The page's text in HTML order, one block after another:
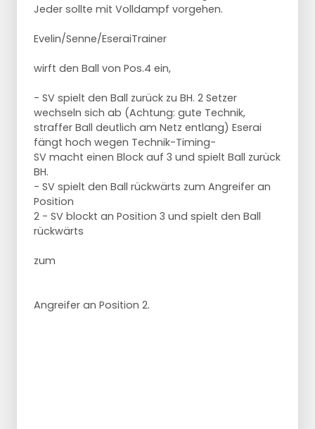
Jeder sollte mit Volldampf vorgehen.
Evelin/Senne/EseraiTrainer
wirft den Ball von Pos.4 ein,
- SV spielt den Ball zurück zu BH. 2 Setzer
wechseln sich ab (Achtung: gute Technik,
straffer Ball deutlich am Netz entlang) Eserai
fängt hoch wegen Technik-Timing-
SV macht einen Block auf 3 und spielt Ball zurück
BH.
- SV spielt den Ball rückwärts zum Angreifer an
Position
2 - SV blockt an Position 3 und spielt den Ball
rückwärts
zum
Angreifer an Position 2.